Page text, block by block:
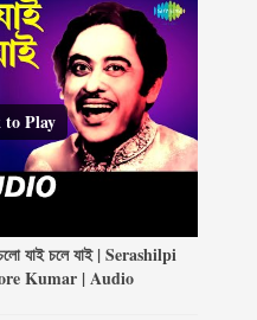
Play
যাই চলে যাই | Serashilpi
Kumar | Audio